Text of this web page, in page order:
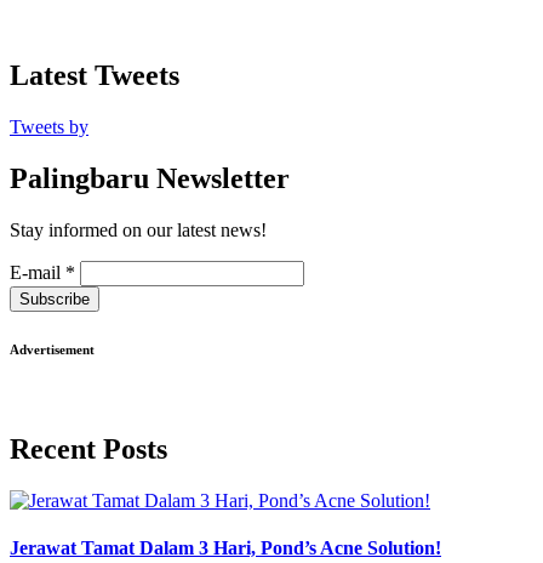
Latest Tweets
Tweets by
Palingbaru Newsletter
Stay informed on our latest news!
E-mail *
Subscribe
Advertisement
Recent Posts
Jerawat Tamat Dalam 3 Hari, Pond’s Acne Solution!